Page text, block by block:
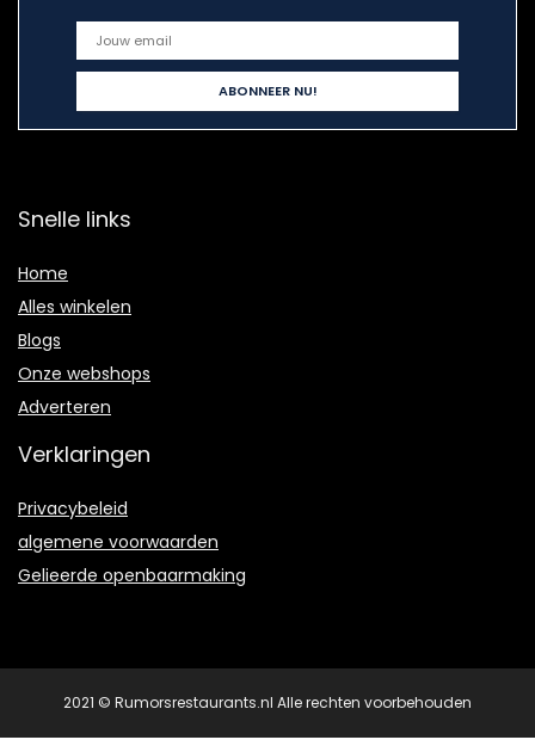
Snelle links
Home
Alles winkelen
Blogs
Onze webshops
Adverteren
Verklaringen
Privacybeleid
algemene voorwaarden
Gelieerde openbaarmaking
2021 © Rumorsrestaurants.nl Alle rechten voorbehouden